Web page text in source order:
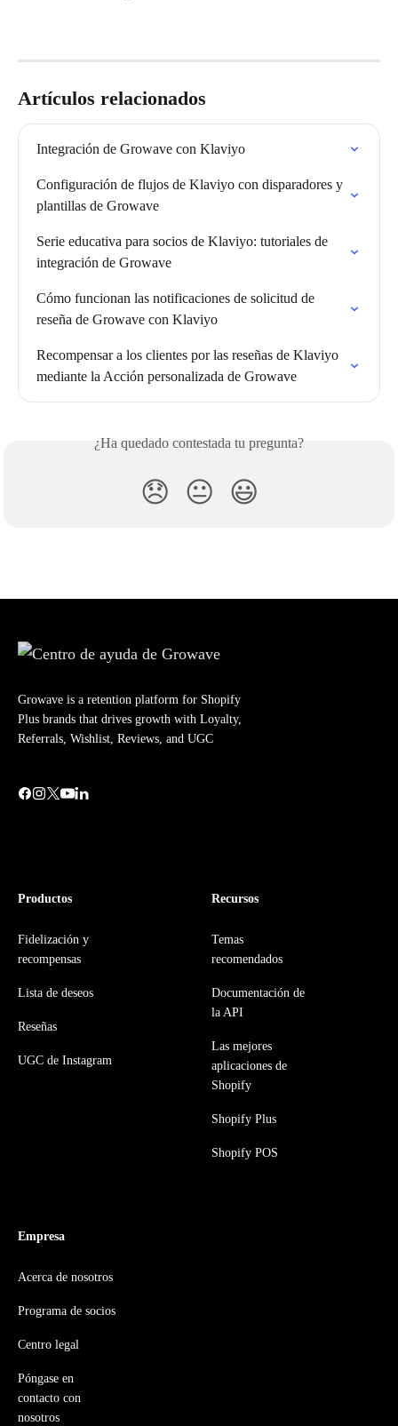
Artículos relacionados
Integración de Growave con Klaviyo
Configuración de flujos de Klaviyo con disparadores y
plantillas de Growave
Serie educativa para socios de Klaviyo: tutoriales de
integración de Growave
Cómo funcionan las notificaciones de solicitud de
reseña de Growave con Klaviyo
Recompensar a los clientes por las reseñas de Klaviyo
mediante la Acción personalizada de Growave
¿Ha quedado contestada tu pregunta?
😞 😐 😃
Growave is a retention platform for Shopify
Plus brands that drives growth with Loyalty,
Referrals, Wishlist, Reviews, and UGC
Productos
Fidelización y
recompensas
Lista de deseos
Reseñas
UGC de Instagram
Recursos
Temas
recomendados
Documentación de
la API
Las mejores
aplicaciones de
Shopify
Shopify Plus
Shopify POS
Empresa
Acerca de nosotros
Programa de socios
Centro legal
Póngase en
contacto con
nosotros